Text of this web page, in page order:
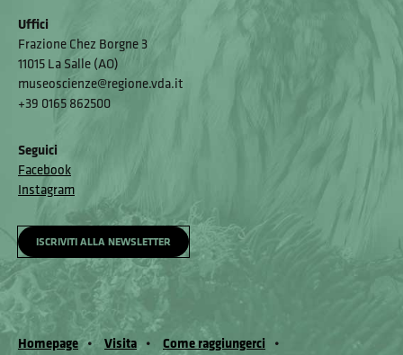
Uffici
Frazione Chez Borgne 3
11015 La Salle (AO)
museoscienze@regione.vda.it
+39 0165 862500
Seguici
Facebook
Instagram
ISCRIVITI ALLA NEWSLETTER
Homepage Visita
Come raggiungerci